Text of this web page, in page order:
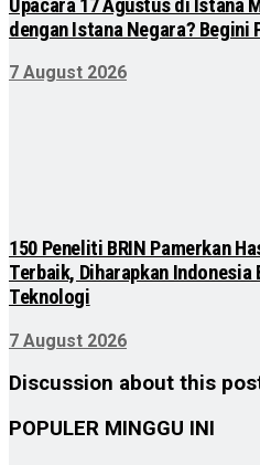
Upacara 17 Agustus di Istana
dengan Istana Negara? Begini
7 August 2026
150 Peneliti BRIN Pamerkan
Terbaik, Diharapkan
Teknologi
7 August 2026
Discussion about this
POPULER MINGGU INI